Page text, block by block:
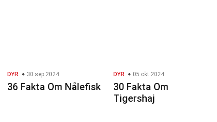
DYR 30 sep 2024
36 Fakta Om Nålefisk
DYR 05 okt 2024
30 Fakta Om
Tigershaj